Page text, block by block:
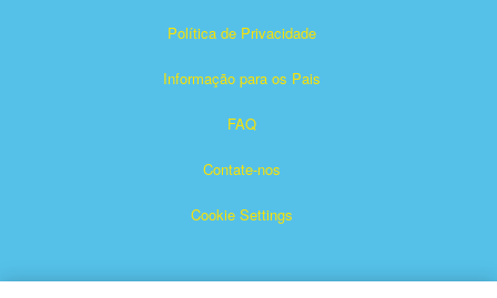
Política de Privacidade
Informação para os Pais
FAQ
Contate-nos
Cookie Settings